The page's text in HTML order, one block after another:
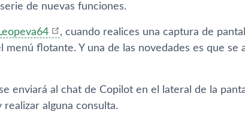
de nuevas funciones.
, cuando realices una captura de
flotante. Y una de las novedades es que se
enviará al chat de Copilot en el lateral de la
alguna consulta.